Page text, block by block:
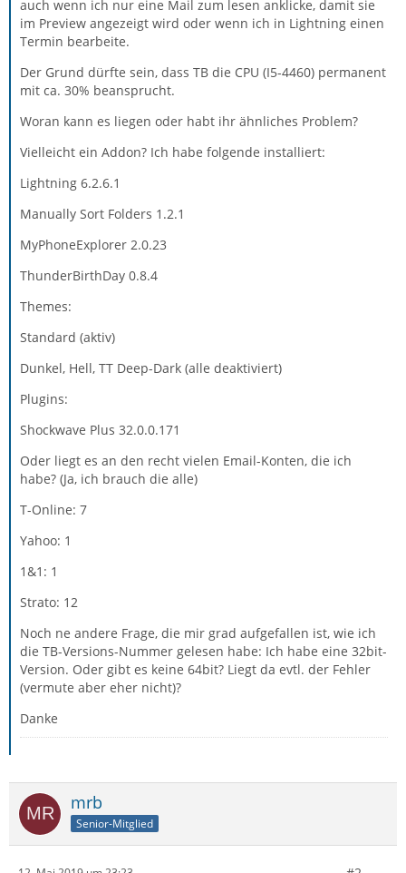
auch wenn ich nur eine Mail zum lesen anklicke, damit sie
im Preview angezeigt wird oder wenn ich in Lightning einen
Termin bearbeite.
Der Grund dürfte sein, dass TB die CPU (I5-4460) permanent
mit ca. 30% beansprucht.
Woran kann es liegen oder habt ihr ähnliches Problem?
Vielleicht ein Addon? Ich habe folgende installiert:
Lightning 6.2.6.1
Manually Sort Folders 1.2.1
MyPhoneExplorer 2.0.23
ThunderBirthDay 0.8.4
Themes:
Standard (aktiv)
Dunkel, Hell, TT Deep-Dark (alle deaktiviert)
Plugins:
Shockwave Plus 32.0.0.171
Oder liegt es an den recht vielen Email-Konten, die ich
habe? (Ja, ich brauch die alle)
T-Online: 7
Yahoo: 1
1&1: 1
Strato: 12
Noch ne andere Frage, die mir grad aufgefallen ist, wie ich
die TB-Versions-Nummer gelesen habe: Ich habe eine 32bit-
Version. Oder gibt es keine 64bit? Liegt da evtl. der Fehler
(vermute aber eher nicht)?
Danke
mrb
Senior-Mitglied